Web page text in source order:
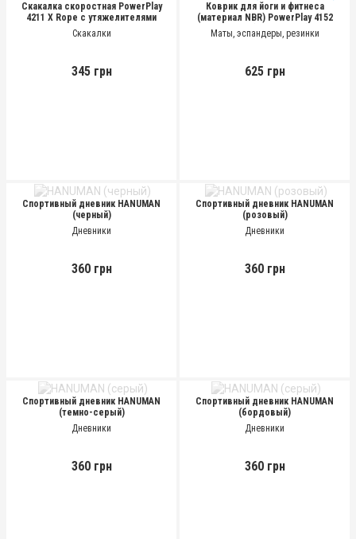
Скакалка скоростная PowerPlay
4211 X Rope с утяжелителями
Черная (3 м)
Скакалки
345 грн
Коврик для йоги и фитнеса
(материал NBR) PowerPlay 4152
Серый (183x61x1 см)
Маты, эспандеры, резинки
625 грн
Спортивный дневник HANUMAN
(черный)
Дневники
360 грн
Спортивный дневник HANUMAN
(розовый)
Дневники
360 грн
Спортивный дневник HANUMAN
(темно-серый)
Дневники
360 грн
Спортивный дневник HANUMAN
(бордовый)
Дневники
360 грн